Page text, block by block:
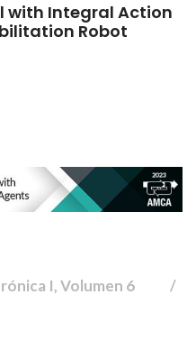
with Integral Action
Robot
I, Volumen 6